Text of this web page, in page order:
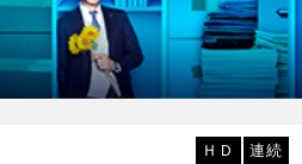
ＨＤ 連続